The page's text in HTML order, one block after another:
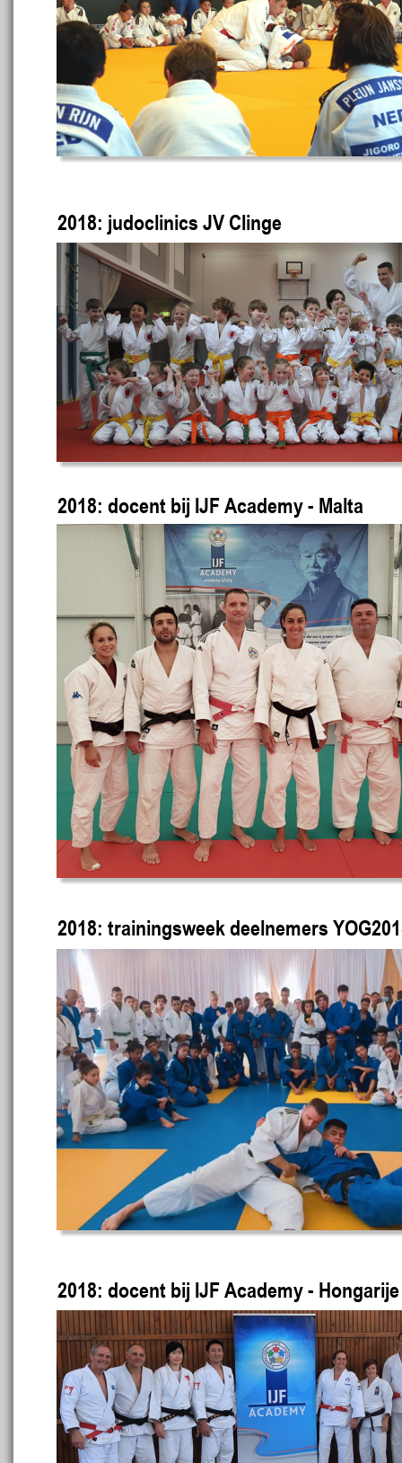
2018: judoclinics JV Clinge
2018: docent bij IJF Academy - Malta
2018: trainingsweek deelnemers
2018: docent bij IJF Academy - Hongarije